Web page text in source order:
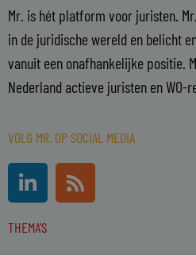
Mr. is hét platform voor juristen.
in de juridische wereld en belicht
vanuit een onafhankelijke positie.
Nederland actieve juristen en WO-
VOLG MR. OP SOCIAL MEDIA
L
i
n
k
R
s
s
THEMA'S